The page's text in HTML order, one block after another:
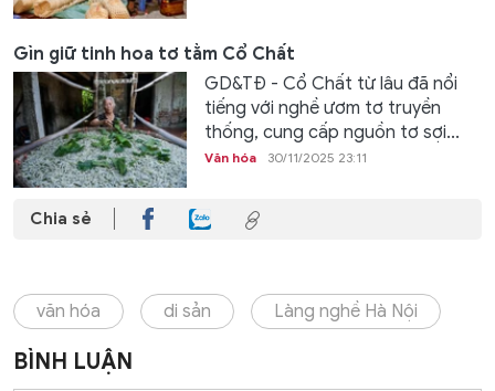
Gìn giữ tinh hoa tơ tằm Cổ Chất
GD&TĐ - Cổ Chất từ lâu đã nổi
tiếng với nghề ươm tơ truyền
thống, cung cấp nguồn tơ sợi...
Văn hóa 30/11/2025 23:11
Chia sẻ
văn hóa di sản Làng nghề Hà Nội
BÌNH LUẬN